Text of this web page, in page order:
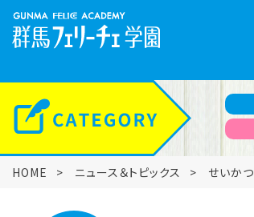
HOME ニュース＆トピックス せいかつ